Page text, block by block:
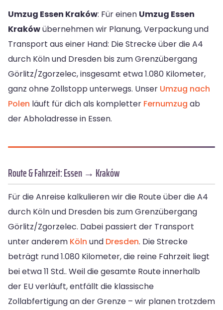
Umzug Essen Kraków: Für einen Umzug Essen
Krakówübernehmen wir Planung, Verpackung und
Transport aus einer Hand: Die Strecke über die A4
durch Köln und Dresden bis zum Grenzübergang
Görlitz/Zgorzelec, insgesamt etwa 1.080 Kilometer,
ganz ohne Zollstopp unterwegs. Unser Umzug nach
Polen läuft für dich als kompletter Fernumzug ab
der Abholadresse in Essen.
Route & Fahrzeit: Essen → Kraków
Für die Anreise kalkulieren wir die Route über die A4
durch Köln und Dresden bis zum Grenzübergang
Görlitz/Zgorzelec. Dabei passiert der Transport
unter anderem Köln und Dresden. Die Strecke
beträgt rund 1.080 Kilometer, die reine Fahrzeit liegt
bei etwa 11 Std.. Weil die gesamte Route innerhalb
der EU verläuft, entfällt die klassische
Zollabfertigung an der Grenze – wir planen trotzdem